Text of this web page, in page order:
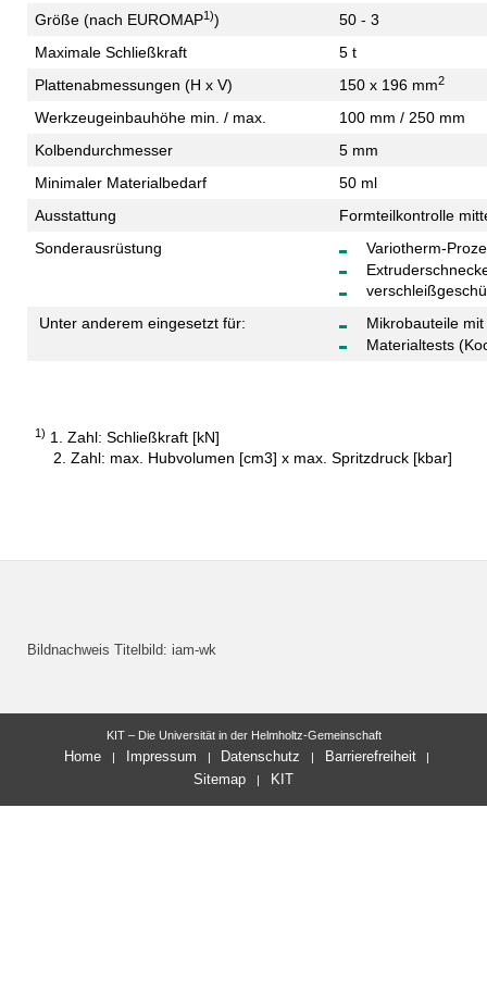
Größe (nach EUROMAP1))
50 - 3
Maximale Schließkraft
5 t
Plattenabmessungen (H x V)
150 x 196 mm2
Werkzeugeinbauhöhe min. / max.
100 mm / 250 mm
Kolbendurchmesser
5 mm
Minimaler Materialbedarf
50 ml
Ausstattung
Formteilkontrolle
Sonderausrüstung
Variotherm-
Unter anderem eingesetzt für:
Mikrobauteile
Materialtests
1) 1. Zahl: Schließkraft [kN]
2. Zahl: max. Hubvolumen [cm3] x max. Spritzdruck [kbar]
Bildnachweis Titelbild: iam-wk
KIT – Die Universität in der Helmholtz-Gemeinschaft
Home Impressum Datenschutz
Barrierefreiheit
Sitemap
KIT